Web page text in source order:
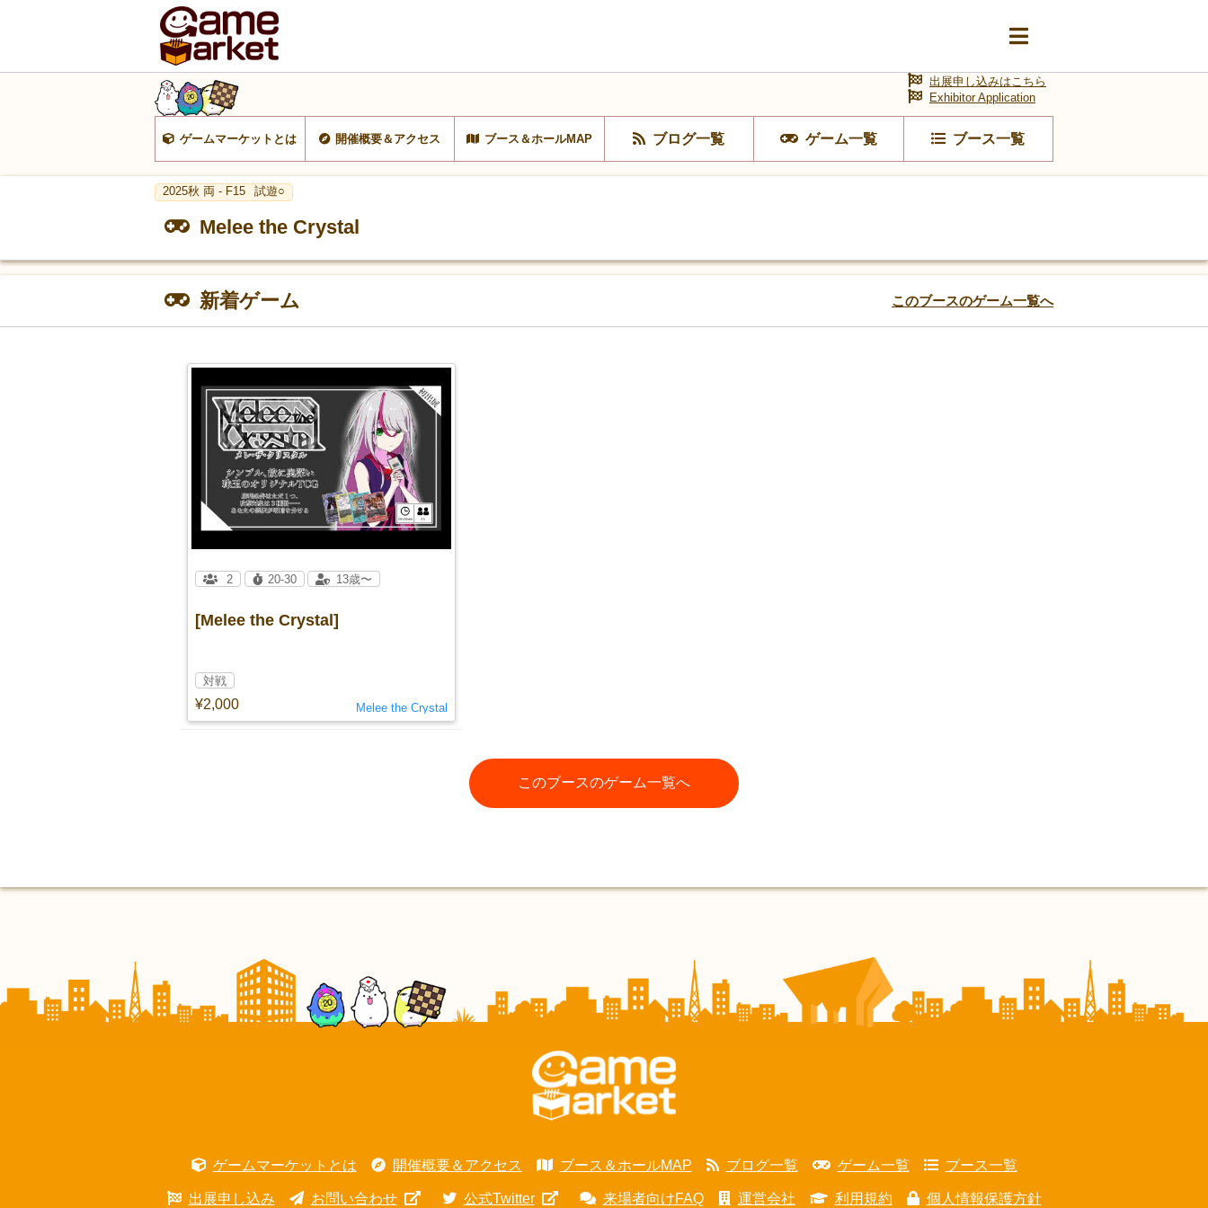
ゲームマーケットとは 開催概要＆アクセス ブース＆ホールMAP ブログ一覧 ゲーム一覧 ブース一覧
出展申し込みはこちら
Exhibitor Application
2025秋 両 - F15 試遊○
Melee the Crystal
新着ゲーム このブースのゲーム一覧へ
[Melee the Crystal]
¥2,000
2 20-30 13歳〜
対戦
Melee the Crystal
このブースのゲーム一覧へ
ゲームマーケットとは 開催概要＆アクセス ブース＆ホールMAP ブログ一覧 ゲーム一覧 ブース一覧
出展申し込み お問い合わせ 公式Twitter 来場者向けFAQ 運営会社 利用規約 個人情報保護方針